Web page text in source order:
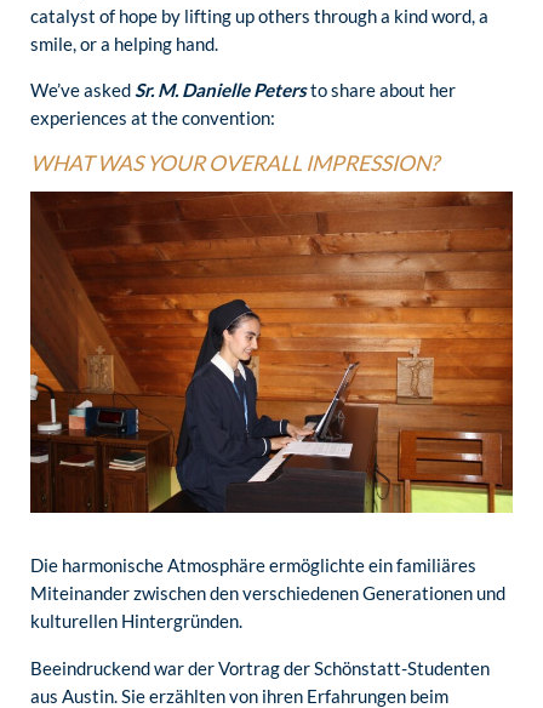
catalyst of hope by lifting up others through a kind word, a
smile, or a helping hand.
We’ve askedSr. M. Danielle Petersto share about her
experiences at the convention:
WHAT WAS YOUR OVERALL IMPRESSION?
Die harmonische Atmosphäre ermöglichte ein familiäres
Miteinander zwischen den verschiedenen Generationen und
kulturellen Hintergründen.
Beeindruckend war der Vortrag der Schönstatt-Studenten
aus Austin. Sie erzählten von ihren Erfahrungen beim